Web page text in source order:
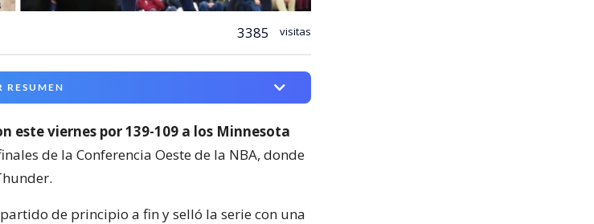
3385 visitas
RESUMEN
este viernes por 139-109 a los Minnesota
de la Conferencia Oeste de la NBA, donde
de principio a fin y selló la serie con una